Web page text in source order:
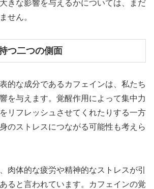
きな影響を与えるかについては、まだ
せん。
つ二つの側面
的な成分であるカフェインは、私たち
を与えます。覚醒作用によって集中力
リフレッシュさせてくれたりする一方
のストレスにつながる可能性も考えら
肉体的な疲労や精神的なストレスが引
ると言われています。カフェインの覚